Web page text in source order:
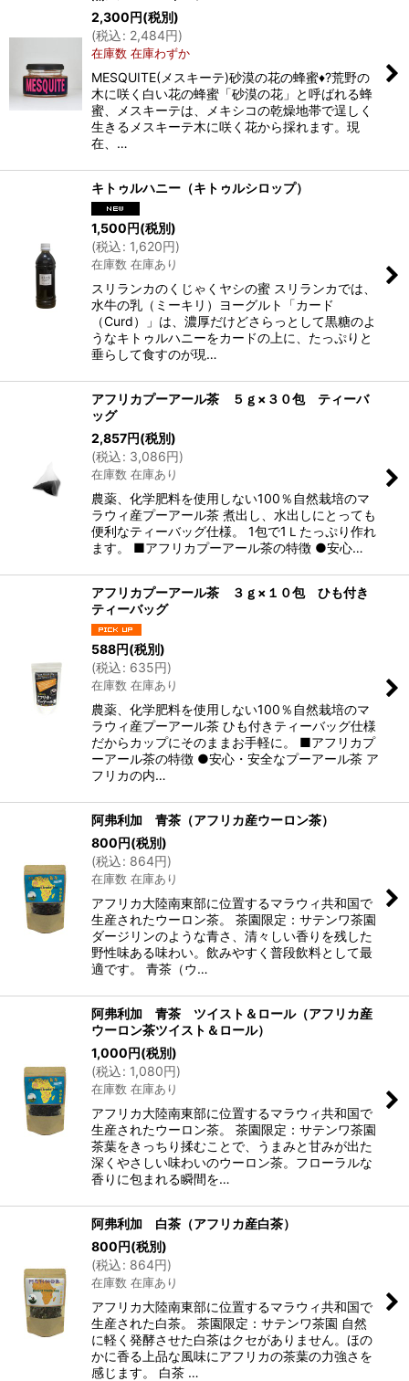
2,300円(税別)
(税込: 2,484円)
在庫数 在庫わずか
MESQUITE(メスキーテ)砂漠の花の蜂蜜♦?荒野の
木に咲く白い花の蜂蜜「砂漠の花」と呼ばれる蜂
蜜、メスキーテは、メキシコの乾燥地帯で逞しく
生きるメスキーテ木に咲く花から採れます。現
在、…
キトゥルハニー（キトゥルシロップ）
1,500円(税別)
(税込: 1,620円)
在庫数 在庫あり
スリランカのくじゃくヤシの蜜 スリランカでは、
水牛の乳（ミーキリ）ヨーグルト「カード
（Curd）」は、濃厚だけどさらっとして黒糖のよ
うなキトゥルハニーをカードの上に、たっぷりと
垂らして食すのが現…
アフリカプーアール茶 ５ｇ×３０包 ティーバ
ッグ
2,857円(税別)
(税込: 3,086円)
在庫数 在庫あり
農薬、化学肥料を使用しない100％自然栽培のマ
ラウィ産プーアール茶 煮出し、水出しにとっても
便利なティーバッグ仕様。 1包で1Ｌたっぷり作れ
ます。 ■アフリカプーアール茶の特徴 ●安心…
アフリカプーアール茶 ３ｇ×１０包 ひも付き
ティーバッグ
588円(税別)
(税込: 635円)
在庫数 在庫あり
農薬、化学肥料を使用しない100％自然栽培のマ
ラウィ産プーアール茶 ひも付きティーバッグ仕様
だからカップにそのままお手軽に。 ■アフリカプ
ーアール茶の特徴 ●安心・安全なプーアール茶 ア
フリカの内…
阿弗利加 青茶（アフリカ産ウーロン茶）
800円(税別)
(税込: 864円)
在庫数 在庫あり
アフリカ大陸南東部に位置するマラウィ共和国で
生産されたウーロン茶。 茶園限定：サテンワ茶園
ダージリンのような青さ、清々しい香りを残した
野性味ある味わい。飲みやすく普段飲料として最
適です。 青茶（ウ…
阿弗利加 青茶 ツイスト＆ロール（アフリカ産
ウーロン茶ツイスト＆ロール）
1,000円(税別)
(税込: 1,080円)
在庫数 在庫あり
アフリカ大陸南東部に位置するマラウィ共和国で
生産されたウーロン茶。 茶園限定：サテンワ茶園
茶葉をきっちり揉むことで、うまみと甘みが出た
深くやさしい味わいのウーロン茶。フローラルな
香りに包まれる瞬間を…
阿弗利加 白茶（アフリカ産白茶）
800円(税別)
(税込: 864円)
在庫数 在庫あり
アフリカ大陸南東部に位置するマラウィ共和国で
生産された白茶。 茶園限定：サテンワ茶園 自然
に軽く発酵させた白茶はクセがありません。ほの
かに香る上品な風味にアフリカの茶葉の力強さを
感じます。 白茶 …